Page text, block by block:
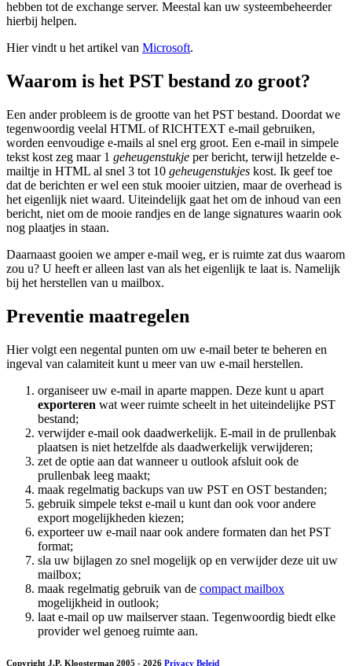
hebben tot de exchange server. Meestal kan uw systeembeheerder
hierbij helpen.
Hier vindt u het artikel van Microsoft.
Waarom is het PST bestand zo groot?
Een ander probleem is de grootte van het PST bestand. Doordat we
tegenwoordig veelal HTML of RICHTEXT e-mail gebruiken,
worden eenvoudige e-mails al snel erg groot. Een e-mail in simpele
tekst kost zeg maar 1 geheugenstukje per bericht, terwijl hetzelde e-
mailtje in HTML al snel 3 tot 10 geheugenstukjes kost. Ik geef toe
dat de berichten er wel een stuk mooier uitzien, maar de overhead is
het eigenlijk niet waard. Uiteindelijk gaat het om de inhoud van een
bericht, niet om de mooie randjes en de lange signatures waarin ook
nog plaatjes in staan.
Daarnaast gooien we amper e-mail weg, er is ruimte zat dus waarom
zou u? U heeft er alleen last van als het eigenlijk te laat is. Namelijk
bij het herstellen van u mailbox.
Preventie maatregelen
Hier volgt een negental punten om uw e-mail beter te beheren en
ingeval van calamiteit kunt u meer van uw e-mail herstellen.
organiseer uw e-mail in aparte mappen. Deze kunt u apart
exporteren wat weer ruimte scheelt in het uiteindelijke PST
bestand;
verwijder e-mail ook daadwerkelijk. E-mail in de prullenbak
plaatsen is niet hetzelfde als daadwerkelijk verwijderen;
zet de optie aan dat wanneer u outlook afsluit ook de
prullenbak leeg maakt;
maak regelmatig backups van uw PST en OST bestanden;
gebruik simpele tekst e-mail u kunt dan ook voor andere
export mogelijkheden kiezen;
exporteer uw e-mail naar ook andere formaten dan het PST
format;
sla uw bijlagen zo snel mogelijk op en verwijder deze uit uw
mailbox;
maak regelmatig gebruik van de compact mailbox
mogelijkheid in outlook;
laat e-mail op uw mailserver staan. Tegenwoordig biedt elke
provider wel genoeg ruimte aan.
Copyright J.P. Kloosterman 2005 - 2026 Privacy Beleid